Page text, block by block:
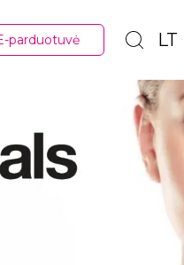
parduotuvė LT